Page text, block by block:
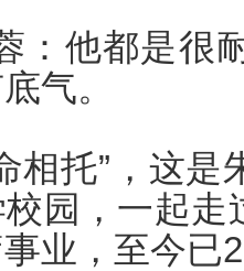
：他都是很
气。
相托”，这
园，一起
业，至今已